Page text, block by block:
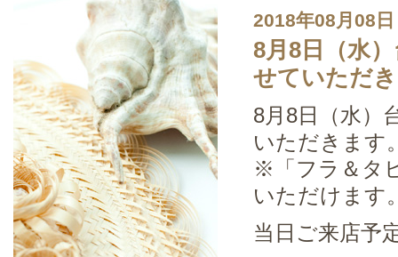
2018年08月08日
8月8日（水
せていただ
8月8日（水）
いただきます
※「フラ＆タ
いただけます
当日ご来店予